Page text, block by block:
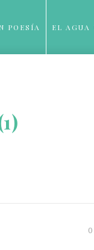
POESÍA EL
0